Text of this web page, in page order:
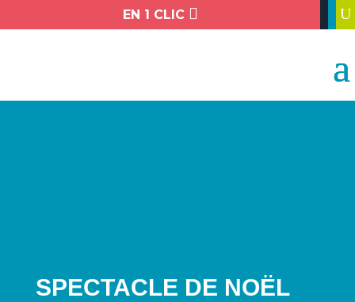
EN 1 CLIC  U
SPECTACLE DE NOËL